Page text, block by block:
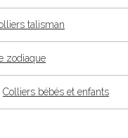
talisman
zodiaque
Colliers bébés et enfants